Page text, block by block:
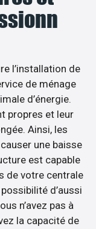
l’installation de
de ménage
d’énergie.
propres et leur
Ainsi, les
une baisse
est capable
de votre centrale
d’aussi
n’avez pas à
la capacité de